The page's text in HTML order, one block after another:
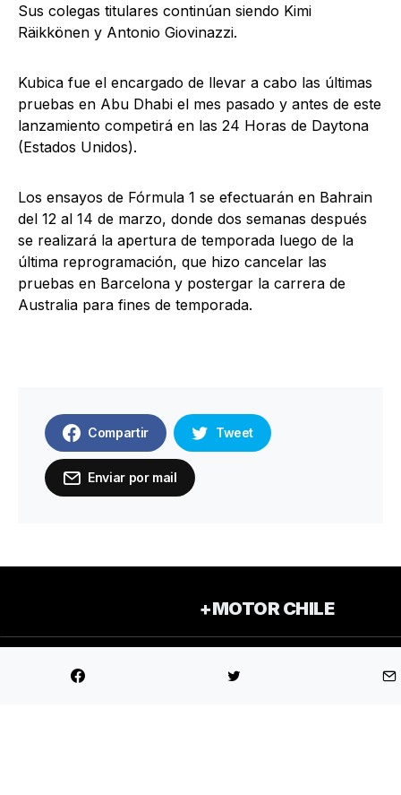
Sus colegas titulares continúan siendo Kimi
Räikkönen y Antonio Giovinazzi.
Kubica fue el encargado de llevar a cabo las últimas
pruebas en Abu Dhabi el mes pasado y antes de este
lanzamiento competirá en las 24 Horas de Daytona
(Estados Unidos).
Los ensayos de Fórmula 1 se efectuarán en Bahrain
del 12 al 14 de marzo, donde dos semanas después
se realizará la apertura de temporada luego de la
última reprogramación, que hizo cancelar las
pruebas en Barcelona y postergar la carrera de
Australia para fines de temporada.
Compartir Tweet
Enviar por mail
+MOTOR CHILE